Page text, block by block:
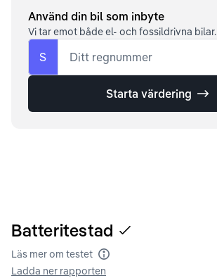
Använd din bil som inbyte
Vi tar emot både el- och fossildrivna bilar.
S Ditt regnummer
Starta värdering
Batteritestad
Läs mer om testet Batteritest
Ladda ner rapporten